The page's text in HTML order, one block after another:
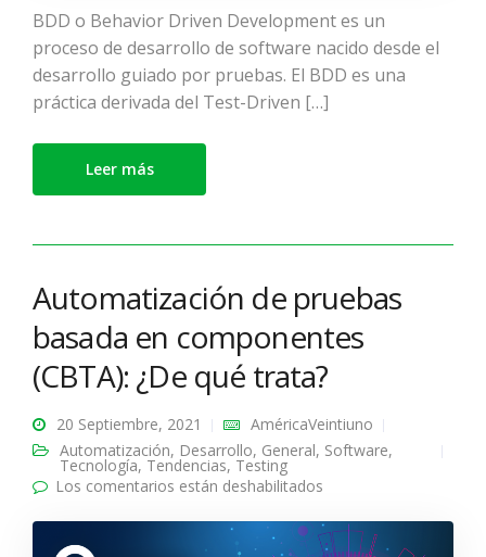
BDD o Behavior Driven Development es un
proceso de desarrollo de software nacido desde el
desarrollo guiado por pruebas. El BDD es una
práctica derivada del Test-Driven […]
Leer más
Automatización de pruebas
basada en componentes
(CBTA): ¿De qué trata?
20 Septiembre, 2021
AméricaVeintiuno
Automatización, Desarrollo, General, Software,
Tecnología, Tendencias, Testing
Los comentarios están deshabilitados
componentes (CBTA):
¿De qué trata?